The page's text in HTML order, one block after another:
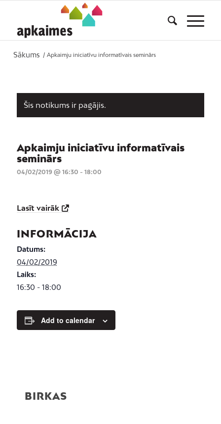
Sākums / Apkaimju iniciatīvu informatīvais seminārs
Šis notikums ir pagājis.
Apkaimju iniciatīvu informatīvais
seminārs
04/02/2019 @ 16:30 - 18:00
Lasīt vairāk
INFORMĀCIJA
Datums:
04/02/2019
Laiks:
16:30 - 18:00
Add to calendar
BIRKAS